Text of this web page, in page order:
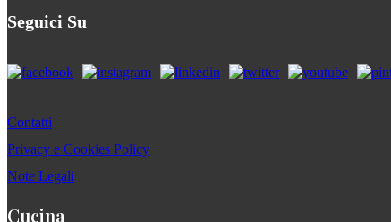
Seguici Su
Contatti
Privacy e Cookies Policy
Note Legali
Cucina